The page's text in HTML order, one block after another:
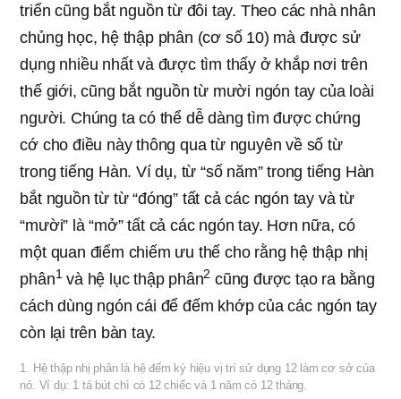
triển cũng bắt nguồn từ đôi tay. Theo các nhà nhân
chủng học, hệ thập phân (cơ số 10) mà được sử
dụng nhiều nhất và được tìm thấy ở khắp nơi trên
thế giới, cũng bắt nguồn từ mười ngón tay của loài
người. Chúng ta có thể dễ dàng tìm được chứng
cớ cho điều này thông qua từ nguyên về số từ
trong tiếng Hàn. Ví dụ, từ “số năm” trong tiếng Hàn
bắt nguồn từ từ “đóng” tất cả các ngón tay và từ
“mười” là “mở” tất cả các ngón tay. Hơn nữa, có
một quan điểm chiếm ưu thế cho rằng hệ thập nhị
phân1và hệ lục thập phân2 cũng được tạo ra bằng
cách dùng ngón cái để đếm khớp của các ngón tay
còn lại trên bàn tay.
1. Hệ thập nhị phân là hệ đếm ký hiệu vị trí sử dụng 12 làm cơ sở của
nó. Ví dụ: 1 tá bút chì có 12 chiếc và 1 năm có 12 tháng.